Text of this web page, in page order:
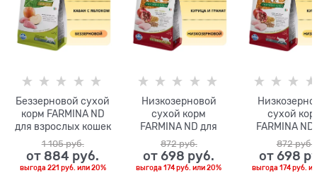
Беззерновой cухой
корм FARMINA ND
для взрослых кошек
кабан с яблоком
1 105 руб.
от 884 руб.
выгода 221 руб. или20%
Низкозерновой
cухой корм
FARMINA ND для
стерилизованных
кошек с курицей и
гранатом
872 руб.
от698 руб.
выгода174 руб. или20%
cухой
FARMINA
взрослых
курицей и
872 руб.
от698
выгода174 руб.